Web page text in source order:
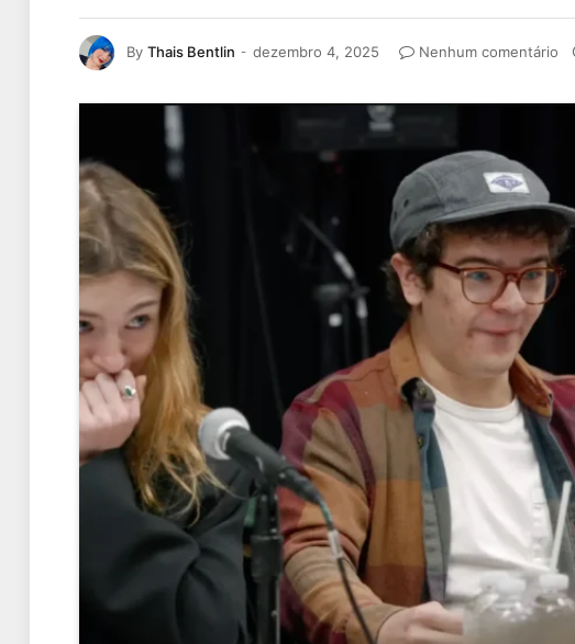
By Thais Bentlin dezembro 4, 2025 Nenhum comentário